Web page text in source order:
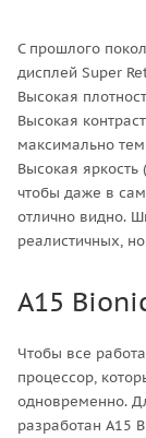
С прошлого
дисплей Super
Высокая
Высокая
максимально
Высокая яркость
чтобы даже в
отлично видно.
реалистичных,
A15
Чтобы все
процессор,
одновременно.
разработан A15